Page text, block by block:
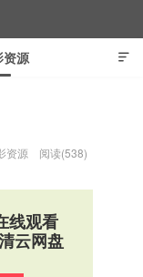

资源
资源 阅读(538)
线观看
云网盘